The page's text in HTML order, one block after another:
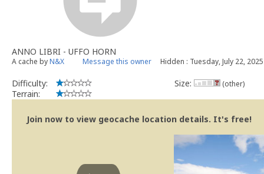
ANNO LIBRI - UFFO HORN
A cache byN&X Message this owner Hidden : Tuesday, July 22, 2025
Difficulty:
Terrain:
Size: (other)
Join now to view geocache location details. It's free!